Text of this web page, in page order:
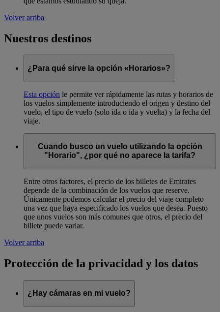
Volver arriba
Nuestros destinos
¿Para qué sirve la opción «Horarios»?
Esta opción le permite ver rápidamente las rutas y horarios de
los vuelos simplemente introduciendo el origen y destino del
vuelo, el tipo de vuelo (solo ida o ida y vuelta) y la fecha del
viaje.
Cuando busco un vuelo utilizando la opción
"Horario", ¿por qué no aparece la tarifa?
Entre otros factores, el precio de los billetes de Emirates
depende de la combinación de los vuelos que reserve.
Únicamente podemos calcular el precio del viaje completo
una vez que haya especificado los vuelos que desea. Puesto
que unos vuelos son más comunes que otros, el precio del
billete puede variar.
Volver arriba
Protección de la privacidad y los datos
¿Hay cámaras en mi vuelo?